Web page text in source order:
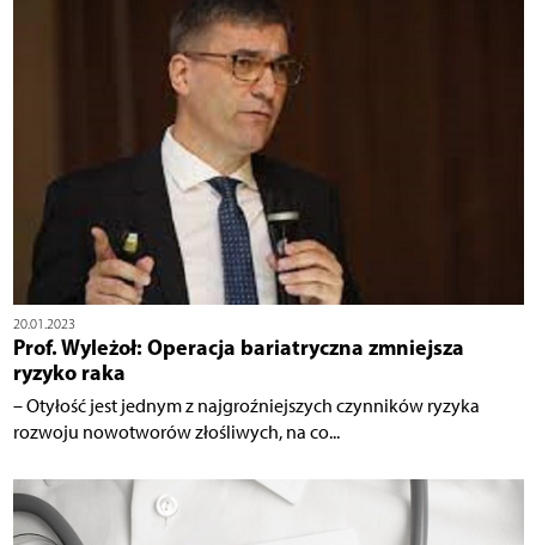
20.01.2023
Prof. Wyleżoł: Operacja bariatryczna zmniejsza
ryzyko raka
– Otyłość jest jednym z najgroźniejszych czynników ryzyka
rozwoju nowotworów złośliwych, na co...